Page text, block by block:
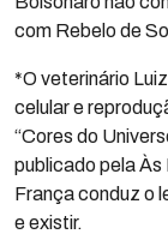
com Rebelo de
*O veterinário
celular e
“Cores do
publicado pela Às
França conduz o
e existir.